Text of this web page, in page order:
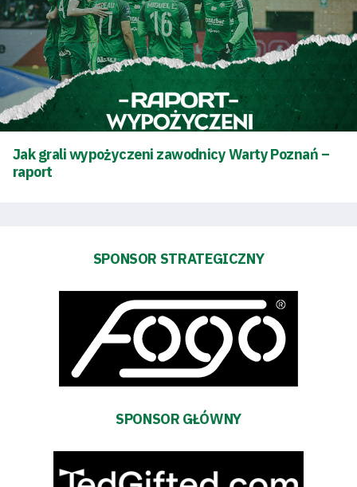
SEARCH
Search Button
Klub
Tabela
Pierwszy
Jak grali wypożyczeni zawodnicy Warty Poznań –
raport
SPONSOR STRATEGICZNY
SPONSOR GŁÓWNY